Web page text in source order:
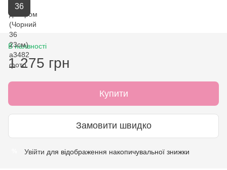
36
В наявності
1 275 грн
Купити
Замовити швидко
Увійти для відображення накопичувальної знижки